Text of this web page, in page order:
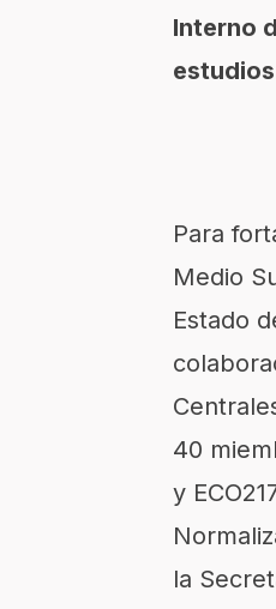
Interno
Para
Medio
Estado
40
y
la